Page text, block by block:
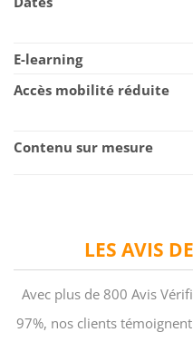
LES AVIS
Avec plus de 800 Avis
97%, nos clients
E-learning
Accès mobilité réduite
Contenu sur mesure